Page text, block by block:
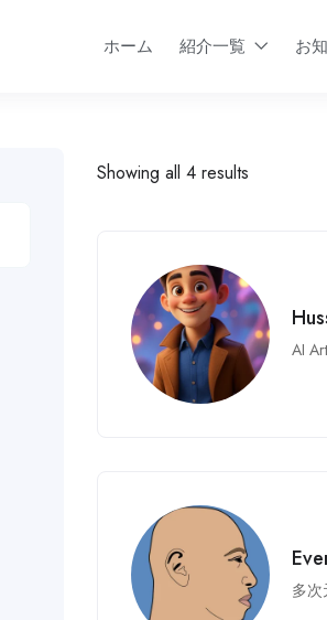
ホーム 紹介一覧 お
Showing all 4 results
AI
多